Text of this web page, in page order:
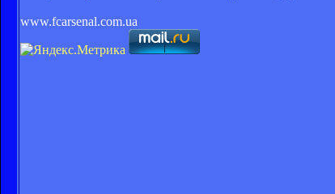
www.fcarsenal.com.ua